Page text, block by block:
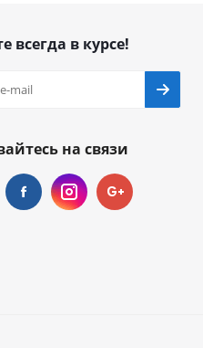
всегда в курсе!
на связи